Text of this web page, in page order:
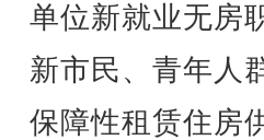
单位新就业无房
新市民、青年人
保障性租赁住房